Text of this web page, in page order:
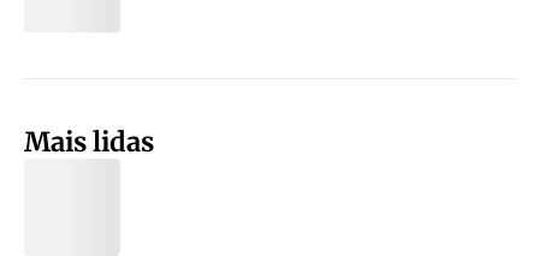
Mais lidas